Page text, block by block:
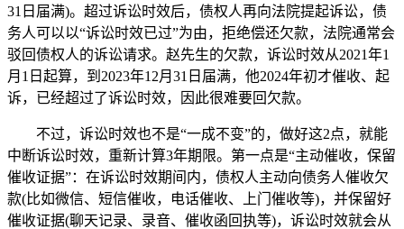
31日届满)。超过诉讼时效后，债权人再向法院提起诉讼，债
务人可以以“诉讼时效已过”为由，拒绝偿还欠款，法院通常会
驳回债权人的诉讼请求。赵先生的欠款，诉讼时效从2021年1
月1日起算，到2023年12月31日届满，他2024年初才催收、起
诉，已经超过了诉讼时效，因此很难要回欠款。
不过，诉讼时效也不是“一成不变”的，做好这2点，就能
中断诉讼时效，重新计算3年期限。第一点是“主动催收，保留
催收证据”：在诉讼时效期间内，债权人主动向债务人催收欠
款(比如微信、短信催收，电话催收、上门催收等)，并保留好
催收证据(聊天记录、录音、催收函回执等)，诉讼时效就会从